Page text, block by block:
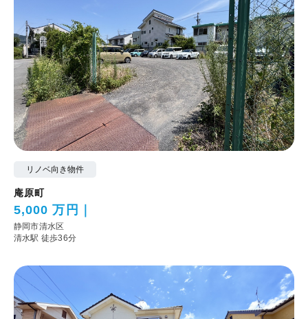
リノベ向き物件
庵原町
5,000 万円
静岡市清水区
清水駅 徒歩36分